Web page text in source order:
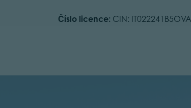
Číslo licence: CIN: